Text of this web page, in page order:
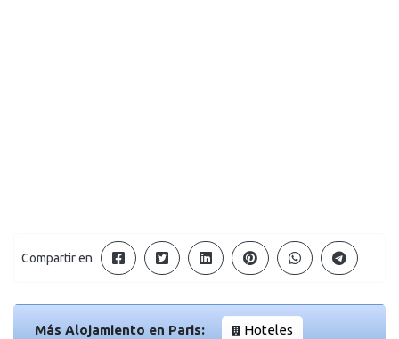
Compartir en
Más Alojamiento en Paris: Hoteles